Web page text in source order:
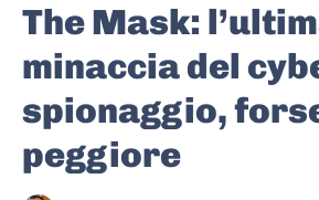
The Mask:
minaccia del
spionaggio,
peggiore